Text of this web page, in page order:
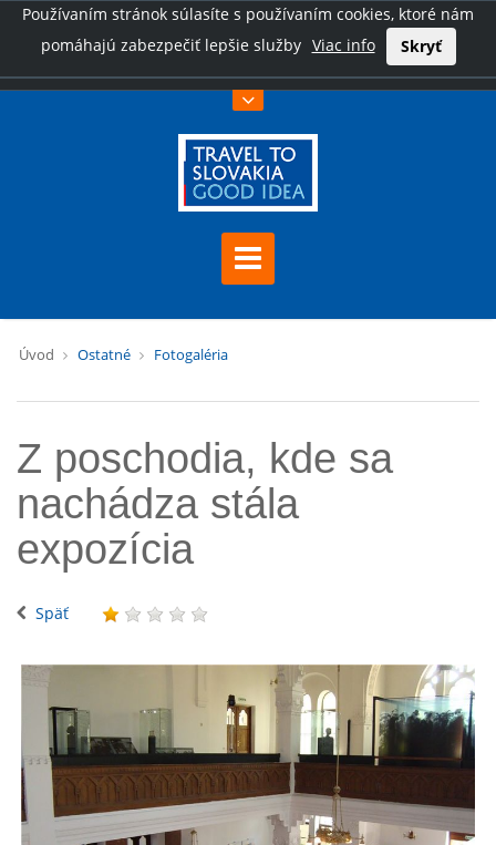
Používaním stránok súlasíte s používaním cookies, ktoré nám
pomáhajú zabezpečiť lepšie služby Viac info Skryť
Úvod Ostatné Fotogaléria
Z poschodia, kde sa
nachádza stála
expozícia
Späť